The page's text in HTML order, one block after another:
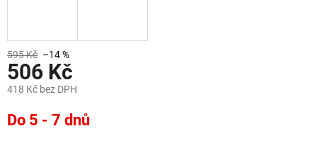
595 Kč –14 %
506 Kč
418 Kč bez DPH
cena:
Do 5 - 7 dnů